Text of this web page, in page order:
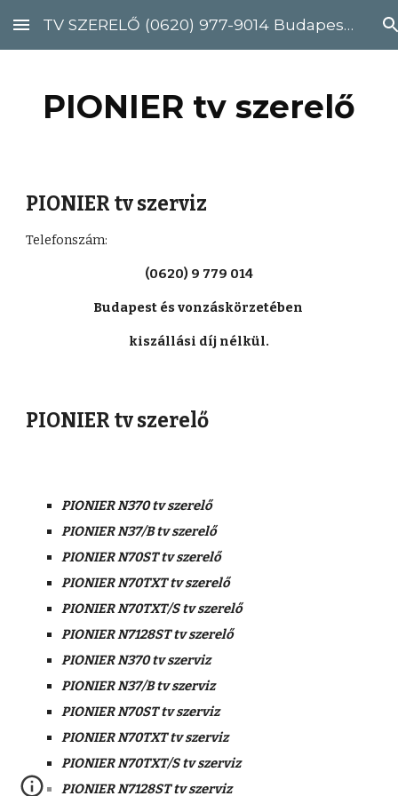
Skip to main content Skip to navigation
TV SZERELŐ (0620) 977-9014 Budapest, Pest megye
PIONIER tv szerelő
PIONIER tv szerviz
Telefonszám:
(0620) 9 779 014
Budapest és vonzáskörzetében
kiszállási díj nélkül.
PIONIER tv szerelő
PIONIER N370 tv szerelő
PIONIER N37/B tv szerelő
PIONIER N70ST tv szerelő
PIONIER N70TXT tv szerelő
PIONIER N70TXT/S tv szerelő
PIONIER N7128ST tv szerelő
PIONIER N370 tv szerviz
PIONIER N37/B tv szerviz
PIONIER N70ST tv szerviz
PIONIER N70TXT tv szerviz
PIONIER N70TXT/S tv szerviz
PIONIER N7128ST tv szerviz